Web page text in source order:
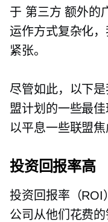
于 第三方 额外的
运作方式复杂化
紧张。
尽管如此，以下
盟计划的一些最
以平息一些联盟焦
投资回报率高
投资回报率（ROI
公司从他们花费